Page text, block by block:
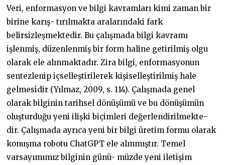
Veri, enformasyon ve bilgi kavramları kimi zaman bir
birine karış- tırılmakta aralarındaki fark
belirsizleşmektedir. Bu çalışmada bilgi kavramı
işlenmiş, düzenlenmiş bir form haline getirilmiş olgu
olarak ele alınmaktadır. Zira bilgi, enformasyonun
sentezlenip içselleştirilerek kişiselleştirilmiş hale
gelmesidir (Yılmaz, 2009, s. 114). Çalışmada genel
olarak bilginin tarihsel dönüşümü ve bu dönüşümün
oluşturduğu yeni ilişki biçimleri değerlendirilmekte-
dir. Çalışmada ayrıca yeni bir bilgi üretim formu olarak
konuşma robotu ChatGPT ele alınmıştır. Temel
varsayımımız bilginin günü- müzde yeni iletişim